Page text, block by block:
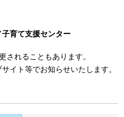
育て支援センター
されることもあります。
イト等でお知らせいたします。